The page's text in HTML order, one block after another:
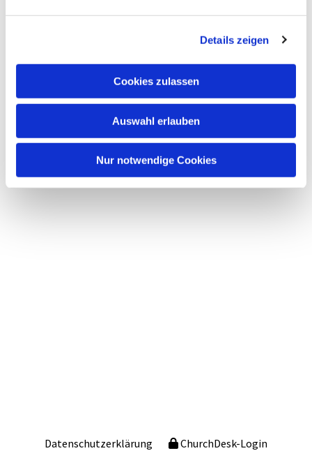
Details zeigen
Cookies zulassen
Auswahl erlauben
Nur notwendige Cookies
Datenschutzerklärung ChurchDesk-Login